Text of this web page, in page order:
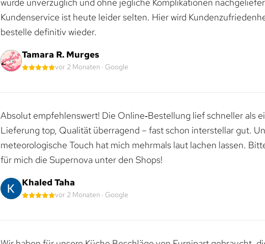
Kundenservice ist heute leider selten. Hier wird
bestelle definitiv wieder.
Tamara R. Murges
vor 2 Monaten · Google
Absolut empfehlenswert! Die Online‑Bestellung lief schneller als
Lieferung top, Qualität überragend – fast schon interstellar gut.
meteorologische Touch hat mich mehrmals laut lachen lassen.
für mich die Supernova unter den Shops!
Khaled Taha
vor 2 Monaten · Google